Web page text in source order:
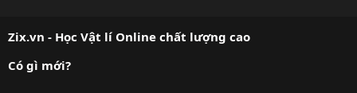
Zix.vn - Học Vật lí Online chất lượng cao
Có gì mới?